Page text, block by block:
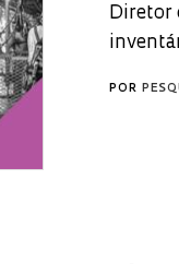
Diretor
POR